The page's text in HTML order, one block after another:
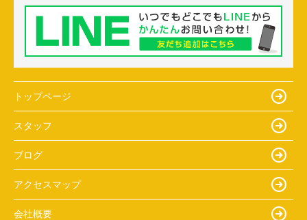
トップページ
スタッフ
ブログ
アクセスマップ
会社概要